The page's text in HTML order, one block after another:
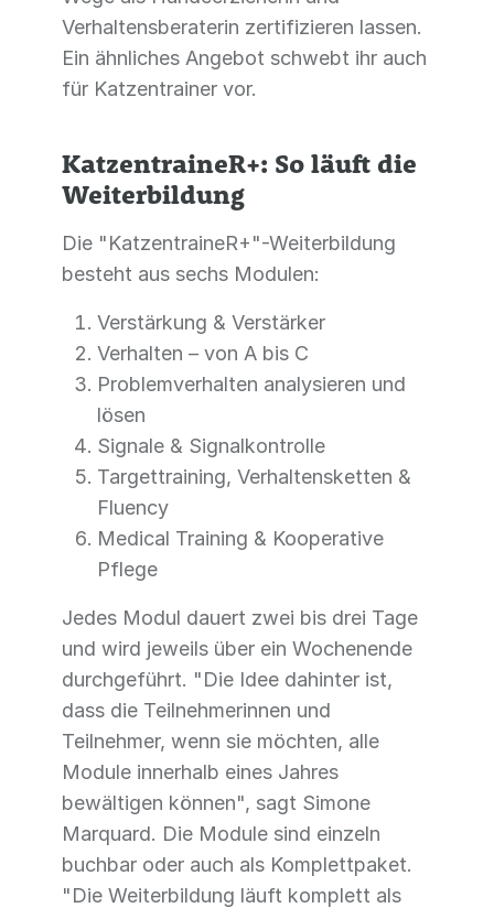
Verhaltensberaterin zertifizieren lassen.
Ein ähnliches Angebot schwebt ihr auch
für Katzentrainer vor.
KatzentraineR+: So läuft die
Weiterbildung
Die "KatzentraineR+"-Weiterbildung
besteht aus sechs Modulen:
Verstärkung & Verstärker
Verhalten – von A bis C
Problemverhalten analysieren und
lösen
Signale & Signalkontrolle
Targettraining, Verhaltensketten &
Fluency
Medical Training & Kooperative
Pflege
Jedes Modul dauert zwei bis drei Tage
und wird jeweils über ein Wochenende
durchgeführt. "Die Idee dahinter ist,
dass die Teilnehmerinnen und
Teilnehmer, wenn sie möchten, alle
Module innerhalb eines Jahres
bewältigen können", sagt Simone
Marquard. Die Module sind einzeln
buchbar oder auch als Komplettpaket.
"Die Weiterbildung läuft komplett als